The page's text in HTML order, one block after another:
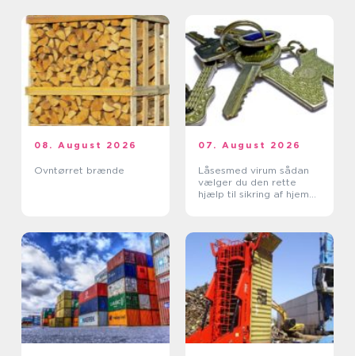
08. August 2026
Ovntørret brænde
07. August 2026
Låsesmed virum sådan
vælger du den rette
hjælp til sikring af hjem